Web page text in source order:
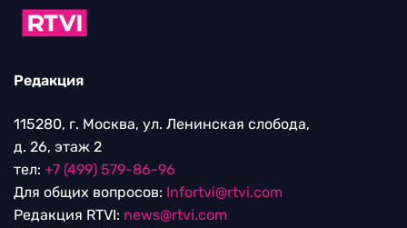
Редакция
115280, г. Москва, ул. Ленинская слобода,
д. 26, этаж 2
тел: +7 (499) 579-86-96
Для общих вопросов: Infortvi@rtvi.com
Редакция RTVI: news@rtvi.com